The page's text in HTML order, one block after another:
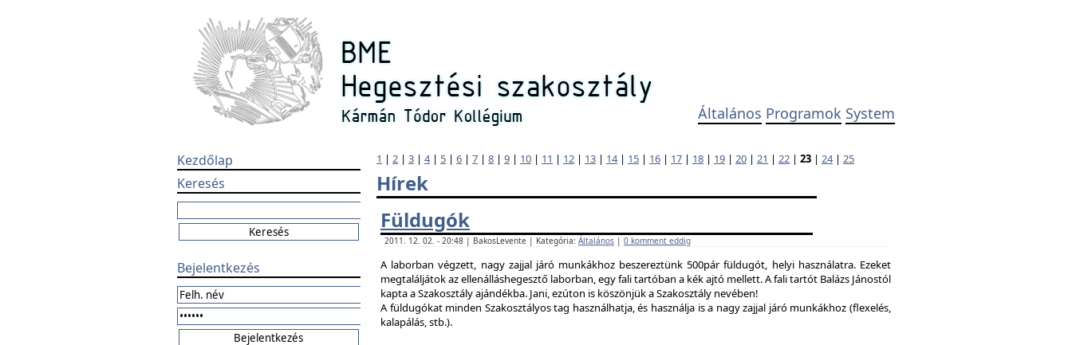
Általános Programok System
Kezdőlap
Keresés
Bejelentkezés
1 | 2 | 3 | 4| 5 | 6 | 7 | 8 | 9 | 10 | 11 | 12 | 13 | 14| 15 | 16 | 17 | 18 | 19 | 20 | 21 | 22 | 23 | 24| 25
Hírek
Füldugók
2011. 12. 02. - 20:48 | BakosLevente | Kategória: Általános | 0 komment eddig
A laborban végzett, nagy zajjal járó munkákhoz beszereztünk 500pár füldugót, helyi használatra. Ezeket
megtaláljátok az ellenálláshegesztő laborban, egy fali tartóban a kék ajtó mellett. A fali tartót Balázs Jánostól
kapta a Szakosztály ajándékba. Jani, ezúton is köszönjük a Szakosztály nevében!
A füldugókat minden Szakosztályos tag használhatja, és használja is a nagy zajjal járó munkákhoz (flexelés,
kalapálás, stb.).